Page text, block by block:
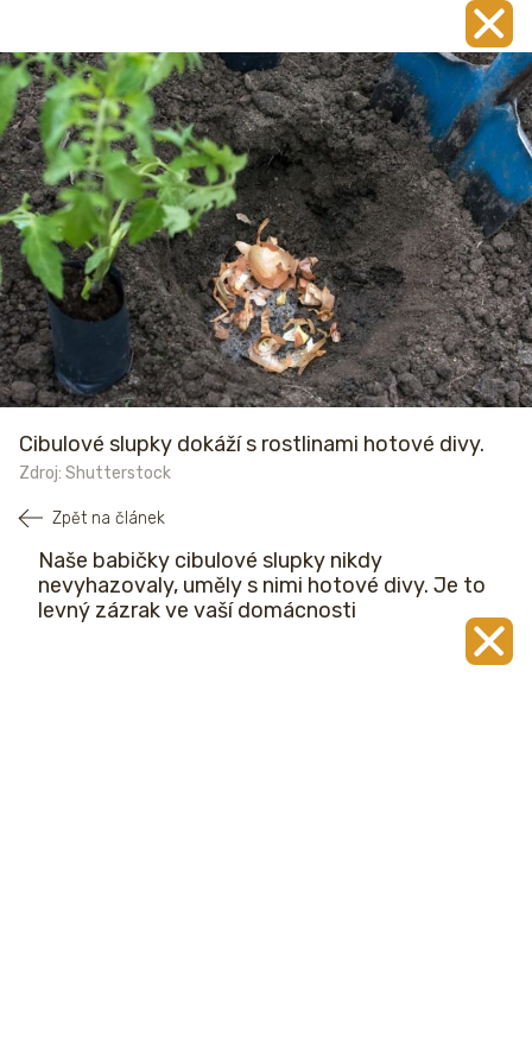
Cibulové slupky dokáží s rostlinami hotové divy.
Zdroj: Shutterstock
Zpět na článek
Naše babičky cibulové slupky nikdy
nevyhazovaly, uměly s nimi hotové divy. Je to
levný zázrak ve vaší domácnosti